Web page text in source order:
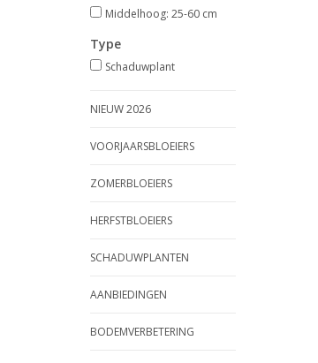
Middelhoog: 25-60 cm
Type
Schaduwplant
NIEUW 2026
VOORJAARSBLOEIERS
ZOMERBLOEIERS
HERFSTBLOEIERS
SCHADUWPLANTEN
AANBIEDINGEN
BODEMVERBETERING